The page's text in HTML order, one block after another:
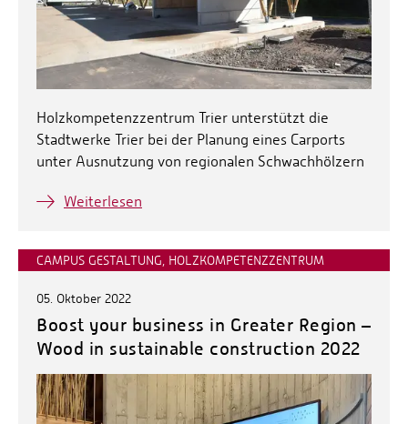
Holzkompetenzzentrum Trier unterstützt die
Stadtwerke Trier bei der Planung eines Carports
unter Ausnutzung von regionalen Schwachhölzern
Weiterlesen
CAMPUS GESTALTUNG, HOLZKOMPETENZZENTRUM
05. Oktober 2022
Boost your business in Greater Region –
Wood in sustainable construction 2022